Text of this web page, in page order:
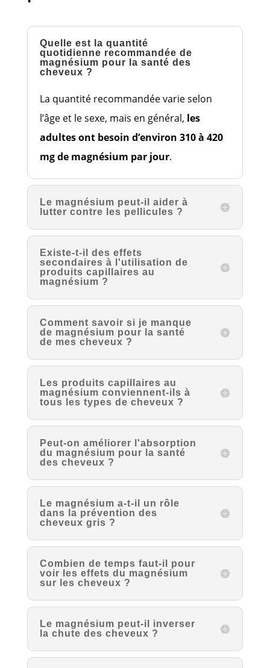
Quelle est la quantité
quotidienne recommandée de
magnésium pour la santé des
cheveux ?
La quantité recommandée varie selon
l’âge et le sexe, mais en général, les
adultes ont besoin d’environ 310 à 420
mg de magnésium par jour.
Le magnésium peut-il aider à
lutter contre les pellicules ?
Existe-t-il des effets
secondaires à l'utilisation de
produits capillaires au
magnésium ?
Comment savoir si je manque
de magnésium pour la santé
de mes cheveux ?
Les produits capillaires au
magnésium conviennent-ils à
tous les types de cheveux ?
Peut-on améliorer l'absorption
du magnésium pour la santé
des cheveux ?
Le magnésium a-t-il un rôle
dans la prévention des
cheveux gris ?
Combien de temps faut-il pour
voir les effets du magnésium
sur les cheveux ?
Le magnésium peut-il inverser
la chute des cheveux ?